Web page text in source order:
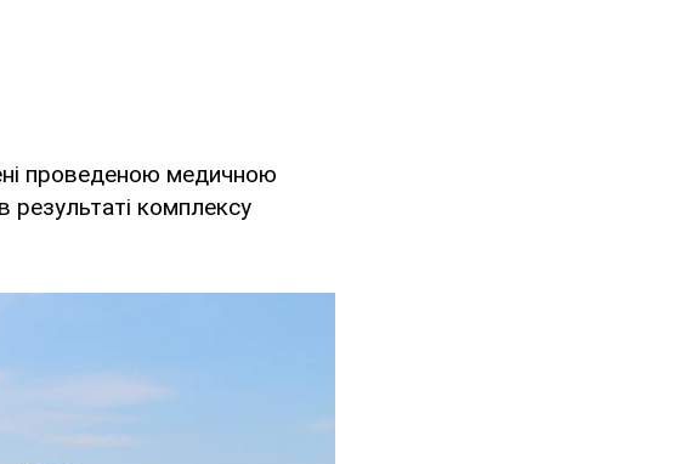
проведеною медичною
комплексу